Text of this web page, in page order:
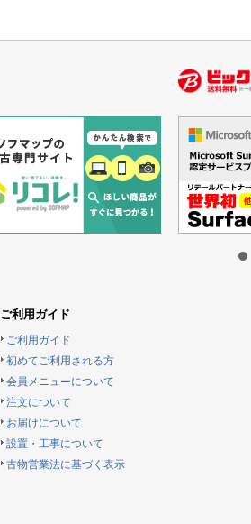
ご利用ガイド
ご利用ガイド
初めてご利用される方
会員メニューについて
注文について
お届けについて
設置・工事について
古物営業法に基づく表示